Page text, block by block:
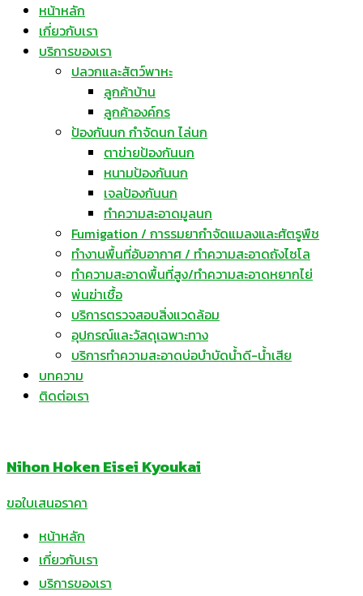
หน้าหลัก
เกี่ยวกับเรา
บริการของเรา
ปลวกและสัตว์พาหะ
ลูกค้าบ้าน
ลูกค้าองค์กร
ป้องกันนก กำจัดนก ไล่นก
ตาข่ายป้องกันนก
หนามป้องกันนก
เจลป้องกันนก
ทำความสะอาดมูลนก
Fumigation / การรมยากำจัดแมลงและศัตรูพืช
ทำงานพื้นที่อับอากาศ / ทำความสะอาดถังไซโล
ทำความสะอาดพื้นที่สูง/ทำความสะอาดหยากไย่
พ่นฆ่าเชื้อ
บริการตรวจสอบสิ่งแวดล้อม
อุปกรณ์และวัสดุเฉพาะทาง
บริการทำความสะอาดบ่อบำบัดน้ำดี-น้ำเสีย
บทความ
ติดต่อเรา
Nihon Hoken Eisei Kyoukai
ขอใบเสนอราคา
หน้าหลัก
เกี่ยวกับเรา
บริการของเรา